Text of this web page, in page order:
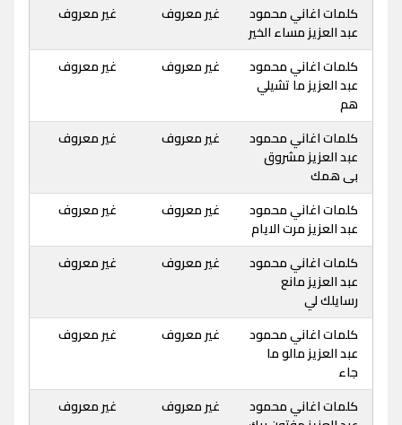
كلمات اغاني محمود
عبد العزيز مساء الخير
غير معروف غير معروف
كلمات اغاني محمود
عبد العزيز ما تشيلي
هم
غير معروف غير معروف
كلمات اغاني محمود
عبد العزيز مشروق
بى همك
غير معروف غير معروف
كلمات اغاني محمود
عبد العزيز مرت الايام
غير معروف غير معروف
كلمات اغاني محمود
عبد العزيز مانع
رسايلك لي
غير معروف غير معروف
كلمات اغاني محمود
عبد العزيز مالو ما
جاء
غير معروف غير معروف
كلمات اغاني محمود
غير معروف غير معروف